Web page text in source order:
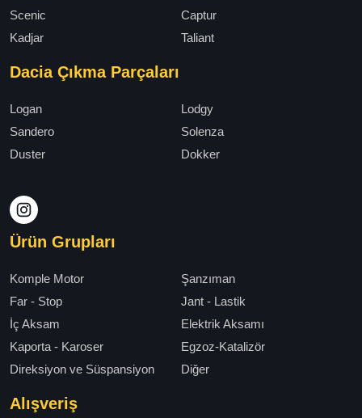
Scenic
Captur
Kadjar
Taliant
Dacia Çıkma Parçaları
Logan
Lodgy
Sandero
Solenza
Duster
Dokker
Ürün Grupları
Komple Motor
Şanzıman
Far - Stop
Jant - Lastik
İç Aksam
Elektrik Aksamı
Kaporta - Karoser
Egzoz-Katalizör
Direksiyon ve Süspansiyon
Diğer
Alışveriş